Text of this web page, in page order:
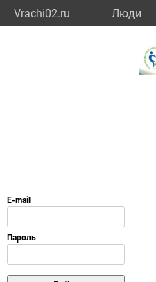
Vrachi02.ru Люди